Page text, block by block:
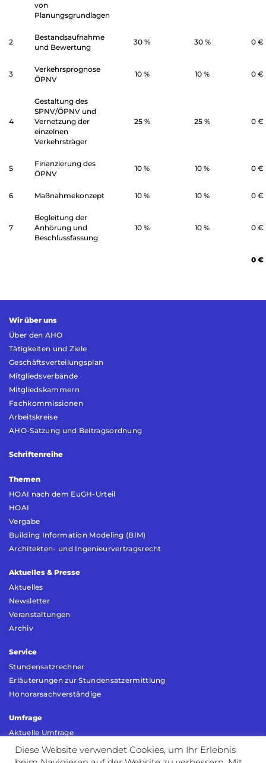
von
Planungsgrundlagen
2
Bestandsaufnahme
und Bewertung
30 % 30 % 0€
3
Verkehrsprognose
ÖPNV
10 % 10 % 0€
4
Gestaltung des
SPNV/ÖPNV und
Vernetzung der
einzelnen
Verkehrsträger
25 % 25 % 0€
5
Finanzierung des
ÖPNV
10 % 10 % 0€
6 Maßnahmekonzept 10 % 10 % 0€
7
Begleitung der
Anhörung und
Beschlussfassung
10 % 10 % 0€
0€
Wir über uns
Über den AHO
Tätigkeiten und Ziele
Geschäftsverteilungsplan
Mitgliedsverbände
Mitgliedskammern
Fachkommissionen
Arbeitskreise
AHO-Satzung und Beitragsordnung
Schriftenreihe
Themen
HOAI nach dem EuGH-Urteil
HOAI
Vergabe
Building Information Modeling (BIM)
Architekten- und Ingenieurvertragsrecht
Aktuelles & Presse
Aktuelles
Newsletter
Veranstaltungen
Archiv
Service
Stundensatzrechner
Erläuterungen zur Stundensatzermittlung
Honorarsachverständige
Umfrage
Aktuelle Umfrage
Umfrage Vorjahr
Diese Website verwendet Cookies, um Ihr Erlebnis